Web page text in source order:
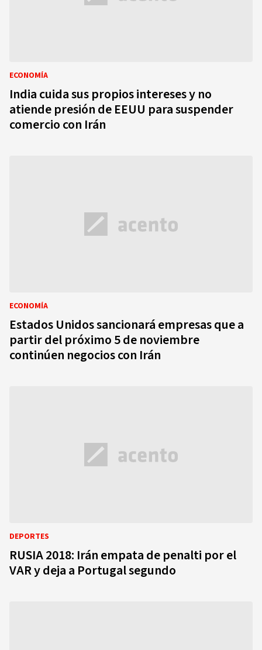
ECONOMÍA
India cuida sus propios intereses y no
atiende presión de EEUU para suspender
comercio con Irán
ECONOMÍA
Estados Unidos sancionará empresas que a
partir del próximo 5 de noviembre
continúen negocios con Irán
DEPORTES
RUSIA 2018: Irán empata de penalti por el
VAR y deja a Portugal segundo